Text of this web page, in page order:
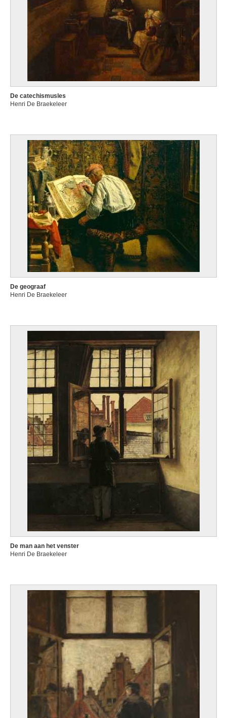
De catechismusles
Henri De Braekeleer
De geograaf
Henri De Braekeleer
De man aan het venster
Henri De Braekeleer